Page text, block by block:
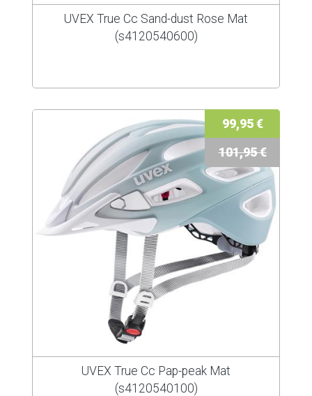
UVEX True Cc Sand-dust Rose Mat
(s4120540600)
99,95 €
101,95 €
UVEX True Cc Pap-peak Mat
(s4120540100)